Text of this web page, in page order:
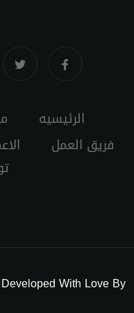
الرئيسيه
فريق العمل
With Love By